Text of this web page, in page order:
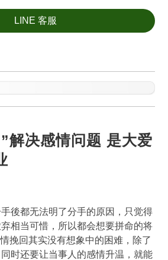
LINE 客服
解决感情问题 是大爱
後都无法明了分手的原因，只觉得
相当可惜，所以都会想要拼命的将
挽回其实没有想象中的困难，除了
时还要让当事人的感情升温，就能